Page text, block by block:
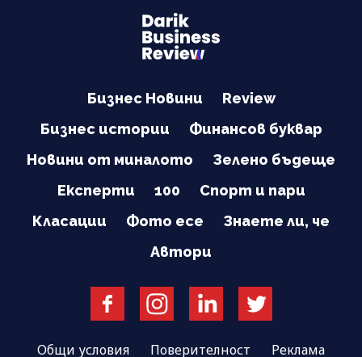
Бизнес Новини
Review
Бизнес истории
Финансов буквар
Новини от миналото
Зелено бъдеще
Експерти
100
Спорт и пари
Класации
Фото есе
Знаете ли, че
Автори
Общи условия Поверителност Реклама